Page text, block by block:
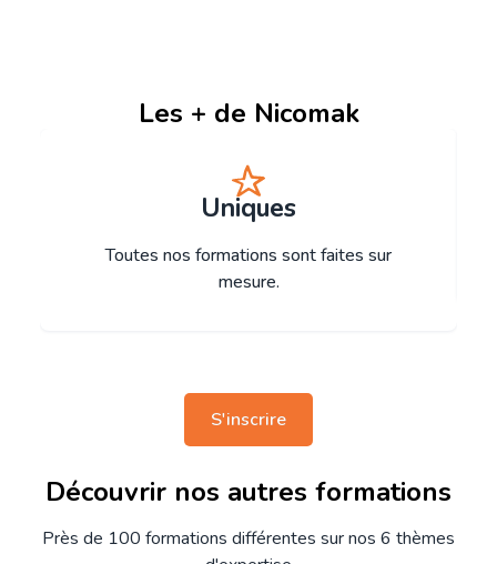
Les + de Nicomak
Uniques
Toutes nos formations sont faites sur
mesure.
S'inscrire
Découvrir nos autres formations
Près de 100 formations différentes sur nos 6 thèmes